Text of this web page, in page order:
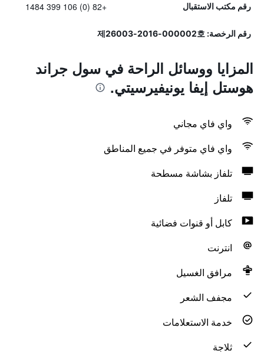
رقم مكتب الاستقبال +82 (0) 106 399 1484
رقم الرخصة: 제26003-2016-000002호
المزايا ووسائل الراحة في سول جراند
هوستل إيفا يونيفيرسيتي.
واي فاي مجاني
واي فاي متوفر في جميع المناطق
تلفاز بشاشة مسطحة
تلفاز
كابل أو قنوات فضائية
انترنت
مرافق الغسيل
مجفف الشعر
خدمة الاستعلامات
ثلاجة